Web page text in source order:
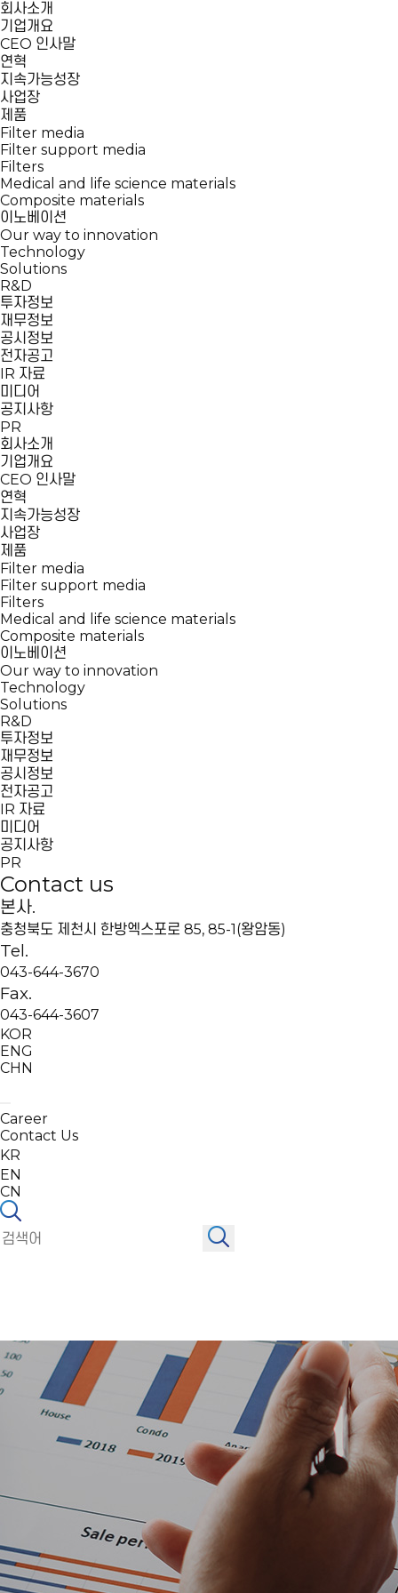
회사소개
기업개요
CEO 인사말
연혁
지속가능성장
사업장
제품
Filter media
Filter support media
Filters
Medical and life science materials
Composite materials
이노베이션
Our way to innovation
Technology
Solutions
R&D
투자정보
재무정보
공시정보
전자공고
IR 자료
미디어
공지사항
PR
회사소개
기업개요
CEO 인사말
연혁
지속가능성장
사업장
제품
Filter media
Filter support media
Filters
Medical and life science materials
Composite materials
이노베이션
Our way to innovation
Technology
Solutions
R&D
투자정보
재무정보
공시정보
전자공고
IR 자료
미디어
공지사항
PR
Contact us
본사.
충청북도 제천시 한방엑스포로 85, 85-1(왕암동)
Tel.
043-644-3670
Fax.
043-644-3607
KOR
ENG
CHN
Career
Contact Us
KR
EN
CN